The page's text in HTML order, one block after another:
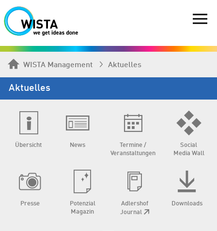
WISTA Management Aktuelles
Aktuelles
Übersicht News
Termine /
Veranstaltungen
Social
Media Wall
Presse
Potenzial
Magazin
Adlershof
Journal
Downloads